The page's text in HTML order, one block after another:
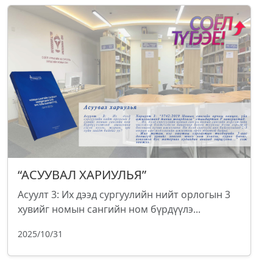
“АСУУВАЛ ХАРИУЛЬЯ”
Асуулт 3: Их дээд сургуулийн нийт орлогын 3
хувийг номын сангийн ном бүрдүүлэ...
2025/10/31